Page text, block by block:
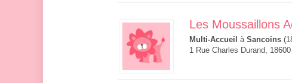
Les Moussaillons
Multi-Accueil à Sancoins
1 Rue Charles Durand,